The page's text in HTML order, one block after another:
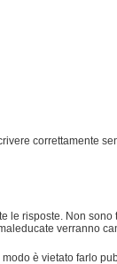
correttamente
le risposte. Non
verranno
è vietato farlo